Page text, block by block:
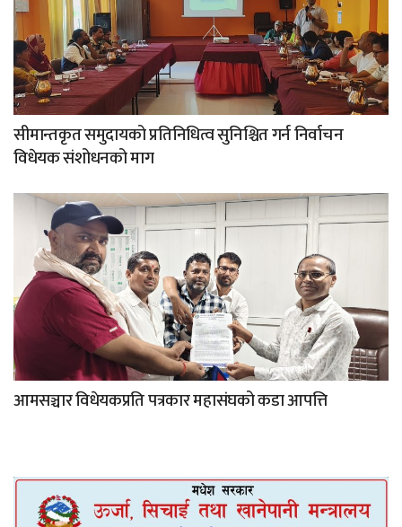
सीमान्तकृत समुदायको प्रतिनिधित्व सुनिश्चित गर्न निर्वाचन
विधेयक संशोधनको माग
आमसञ्चार विधेयकप्रति पत्रकार महासंघको कडा आपत्ति